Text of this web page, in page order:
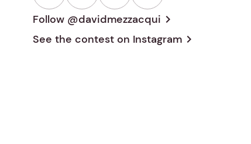
Follow @davidmezzacqui chevron_right
See the contest on Instagram chevron_right